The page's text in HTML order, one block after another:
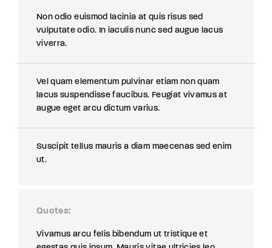
Non odio euismod lacinia at quis risus sed
vulputate odio. In iaculis nunc sed augue lacus
viverra.
Vel quam elementum pulvinar etiam non quam
lacus suspendisse faucibus. Feugiat vivamus at
augue eget arcu dictum varius.
Suscipit tellus mauris a diam maecenas sed enim
ut.
Quotes
Vivamus arcu felis bibendum ut tristique et